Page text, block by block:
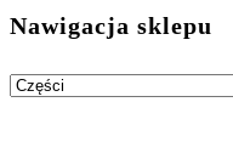
Nawigacja sklepu